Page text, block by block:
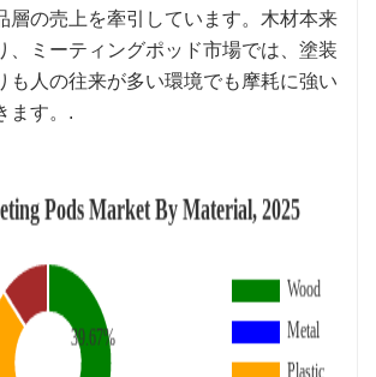
層の売上を牽引しています。木材本来
、ミーティングポッド市場では、塗装
も人の往来が多い環境でも摩耗に強い
ます。.